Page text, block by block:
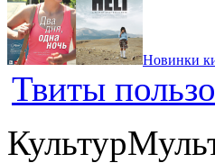
Новинки
Твиты